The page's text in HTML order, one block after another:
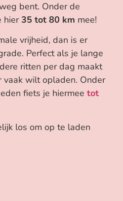
bent. Onder de
hier35 tot 80 km mee!
vrijheid, dan is er
Perfect als je lange
ritten per dag maakt
wilt opladen. Onder
fiets je hiermee tot
los om op te laden